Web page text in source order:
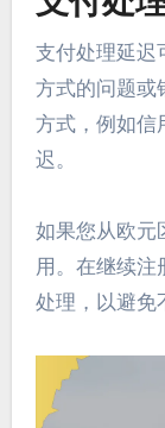
支付处理延迟
方式的问题或
方式，例如信
迟。
如果您从欧元
用。在继续注
处理，以避免